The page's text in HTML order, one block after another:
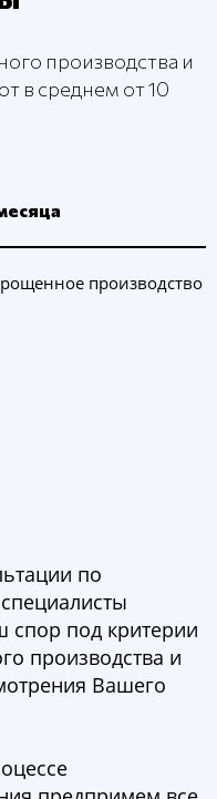
производства и
в среднем от 10
производство
по
спор под критерии
производства и
Вашего